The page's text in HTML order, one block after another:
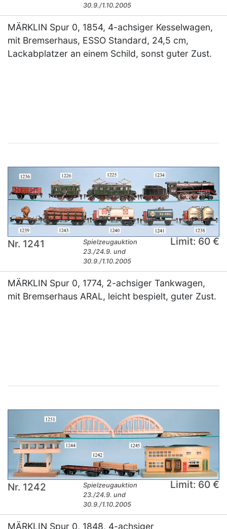
30.9./1.10.2005
MÄRKLIN Spur 0, 1854, 4-achsiger Kesselwagen,
mit Bremserhaus, ESSO Standard, 24,5 cm,
Lackabplatzer an einem Schild, sonst guter Zust.
Nr. 1241
Spielzeugauktion
23./24.9. und
30.9./1.10.2005
Limit: 60 €
MÄRKLIN Spur 0, 1774, 2-achsiger Tankwagen,
mit Bremserhaus ARAL, leicht bespielt, guter Zust.
Nr. 1242
Spielzeugauktion
23./24.9. und
30.9./1.10.2005
Limit: 60 €
MÄRKLIN Spur 0, 1848, 4-achsiger